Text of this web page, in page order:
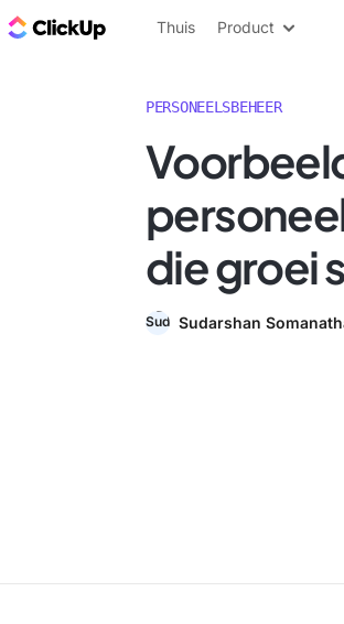
ClickUp Blog
Thuis Product
PERSONEELSBEHEER
die groei
Sudarshan